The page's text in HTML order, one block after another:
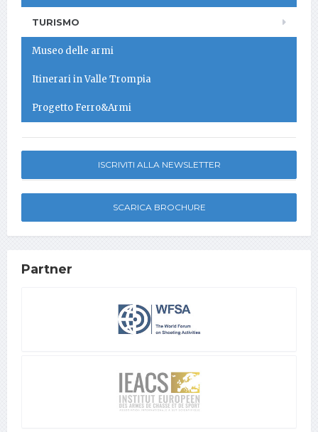
TURISMO
Museo delle armi
Itinerari in Valle Trompia
Progetto Ferro&Armi
ISCRIVITI ALLA NEWSLETTER
SCARICA BROCHURE
Partner